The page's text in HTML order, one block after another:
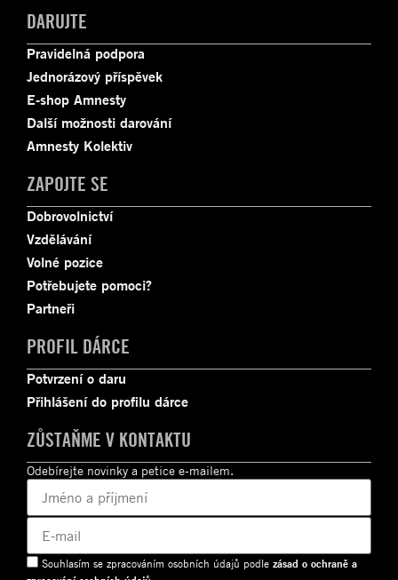
DARUJTE
Pravidelná podpora
Jednorázový příspěvek
E-shop Amnesty
Další možnosti darování
Amnesty Kolektiv
ZAPOJTE SE
Dobrovolnictví
Vzdělávání
Volné pozice
Potřebujete pomoci?
Partneři
PROFIL DÁRCE
Potvrzení o daru
Přihlášení do profilu dárce
ZŮSTAŇME V KONTAKTU
Odebírejte novinky a petice e-mailem.
Souhlasím se zpracováním osobních údajů podle zásad o ochraně a